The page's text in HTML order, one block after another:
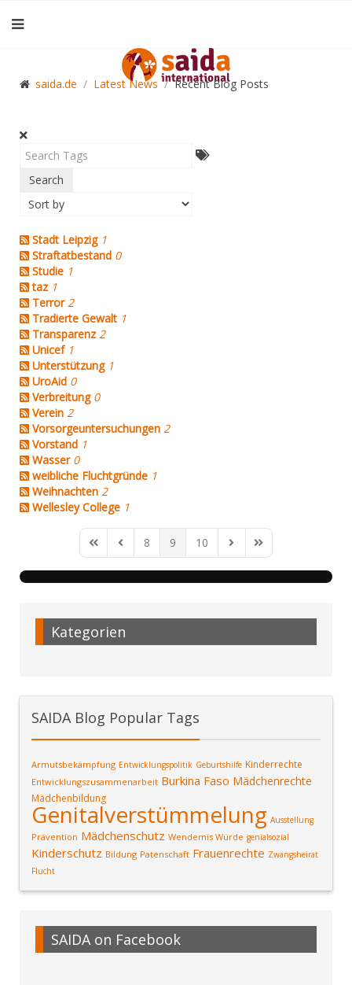
saida.de Latest News Recent Blog Posts
Search
Stadt Leipzig 1
Straftatbestand 0
Studie 1
taz 1
Terror 2
Tradierte Gewalt 1
Transparenz 2
Unicef 1
Unterstützung 1
UroAid 0
Verbreitung 0
Verein 2
Vorsorgeuntersuchungen 2
Vorstand 1
Wasser 0
weibliche Fluchtgründe 1
Weihnachten 2
Wellesley College 1
First PagePrevious Page
8 9 10 Next PageLast Page
Kategorien
SAIDA Blog Popular Tags
Armutsbekämpfung Entwicklungspolitik Geburtshilfe Kinderrechte
Entwicklungszusammenarbeit Burkina Faso Mädchenrechte
Mädchenbildung
Genitalverstümmelung Ausstellung
Prävention Mädchenschutz Wendemis Würde genialsozial
Kinderschutz Bildung Patenschaft Frauenrechte Zwangsheirat
Flucht
SAIDA on Facebook